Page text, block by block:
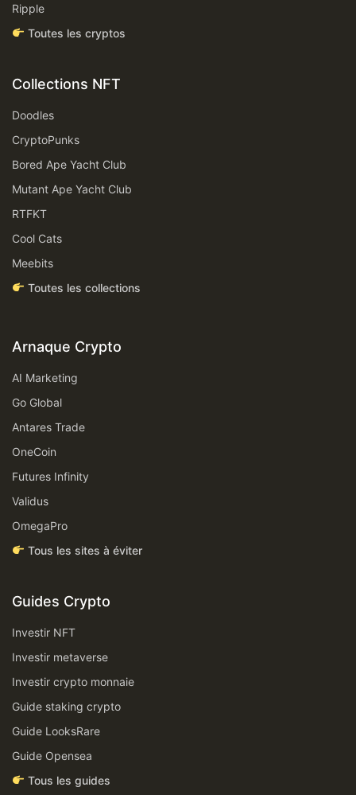
Ripple
Toutes les cryptos
Collections NFT
Doodles
CryptoPunks
Bored Ape Yacht Club
Mutant Ape Yacht Club
RTFKT
Cool Cats
Meebits
Toutes les collections
Arnaque Crypto
AI Marketing
Go Global
Antares Trade
OneCoin
Futures Infinity
Validus
OmegaPro
Tous les sites à éviter
Guides Crypto
Investir NFT
Investir metaverse
Investir crypto monnaie
Guide staking crypto
Guide LooksRare
Guide Opensea
Tous les guides